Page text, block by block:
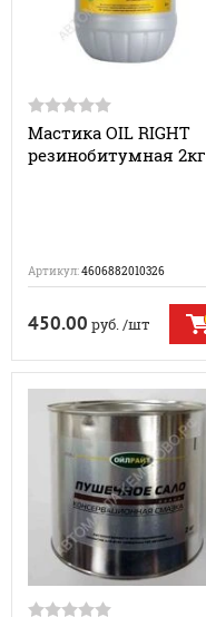
Мастика OIL RIGHT
резинобитумная 2кг
Артикул:4606882010326
450.00 руб./шт